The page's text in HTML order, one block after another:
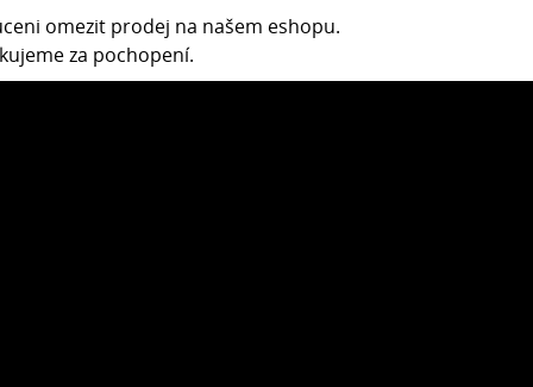
omezit prodej na našem eshopu.
za pochopení.